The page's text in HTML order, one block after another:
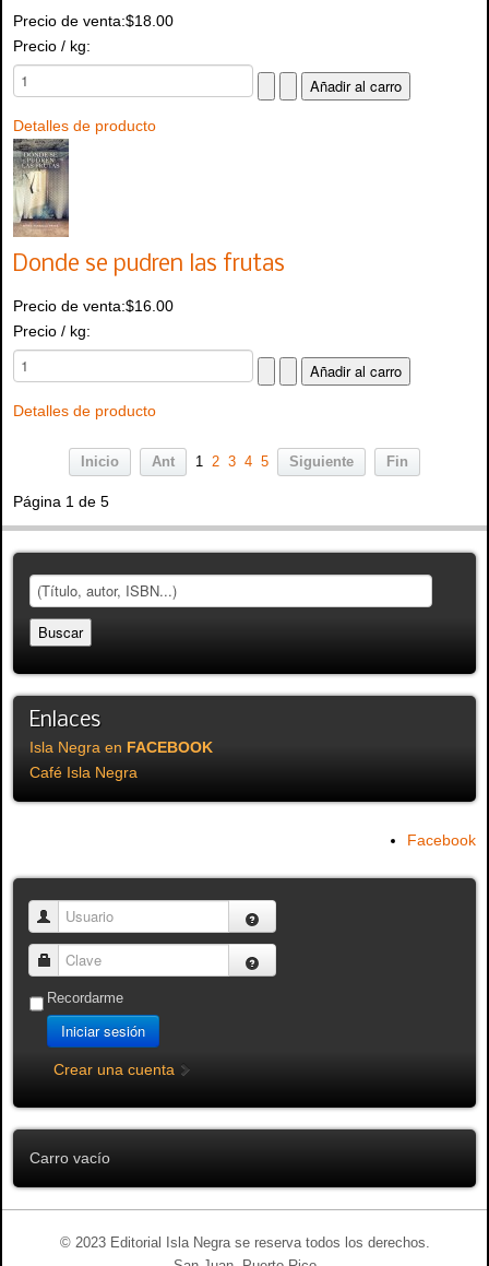
Precio de venta:$18.00
Precio / kg:
Detalles de producto
Donde se pudren las frutas
Precio de venta:$16.00
Precio / kg:
Detalles de producto
Inicio Ant 1 2 3 4 5 Siguiente Fin
Página 1 de 5
Enlaces
Isla Negra en FACEBOOK
Café Isla Negra
Facebook
Usuario
Clave
Recordarme
Iniciar sesión
Crear una cuenta
Carro vacío
© 2023 Editorial Isla Negra se reserva todos los derechos.